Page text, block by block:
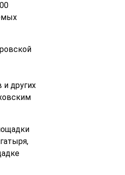
других